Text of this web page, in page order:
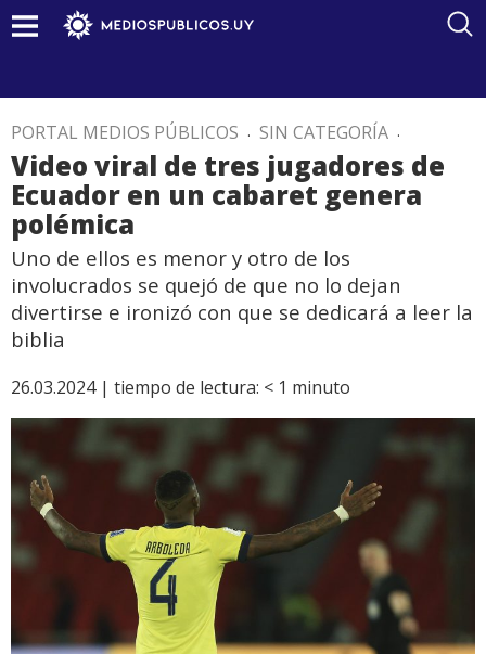
PORTAL MEDIOS PÚBLICOS . SIN CATEGORÍA .
Video viral de tres jugadores de
Ecuador en un cabaret genera
polémica
Uno de ellos es menor y otro de los
involucrados se quejó de que no lo dejan
divertirse e ironizó con que se dedicará a leer la
biblia
26.03.2024 | tiempo de lectura: < 1 minuto